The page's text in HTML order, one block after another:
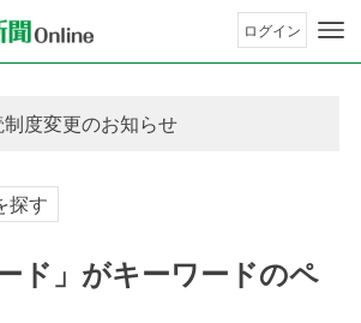
ログイン
度変更のお知らせ
度変更のお知らせ
探す
ド」がキーワードのペ